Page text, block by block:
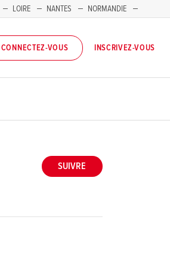
LOIRE NANTES
NORMANDIE
CONNECTEZ-VOUS INSCRIVEZ-VOUS
SUIVRE